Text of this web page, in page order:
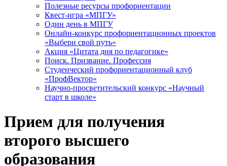
Полезные ресурсы профориентации
Квест-игра «МПГУ»
Один день в МПГУ
Онлайн-конкурс профориентационных проектов
«Выбери свой путь»
Акция «Цитата дня по педагогике»
Поиск. Призвание. Профессия
Студенческий профориентационный клуб
«ПрофВектор»
Научно-просветительский конкурс «Научный
старт в школе»
Прием для получения
второго высшего
образования